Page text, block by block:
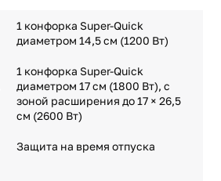
1 конфорка Super-Quick
диаметром 14,5 см (1200 Вт)
1 конфорка Super-Quick
диаметром 17 см (1800 Вт), с
зоной расширения до 17 × 26,5
см (2600 Вт)
Защита на время отпуска